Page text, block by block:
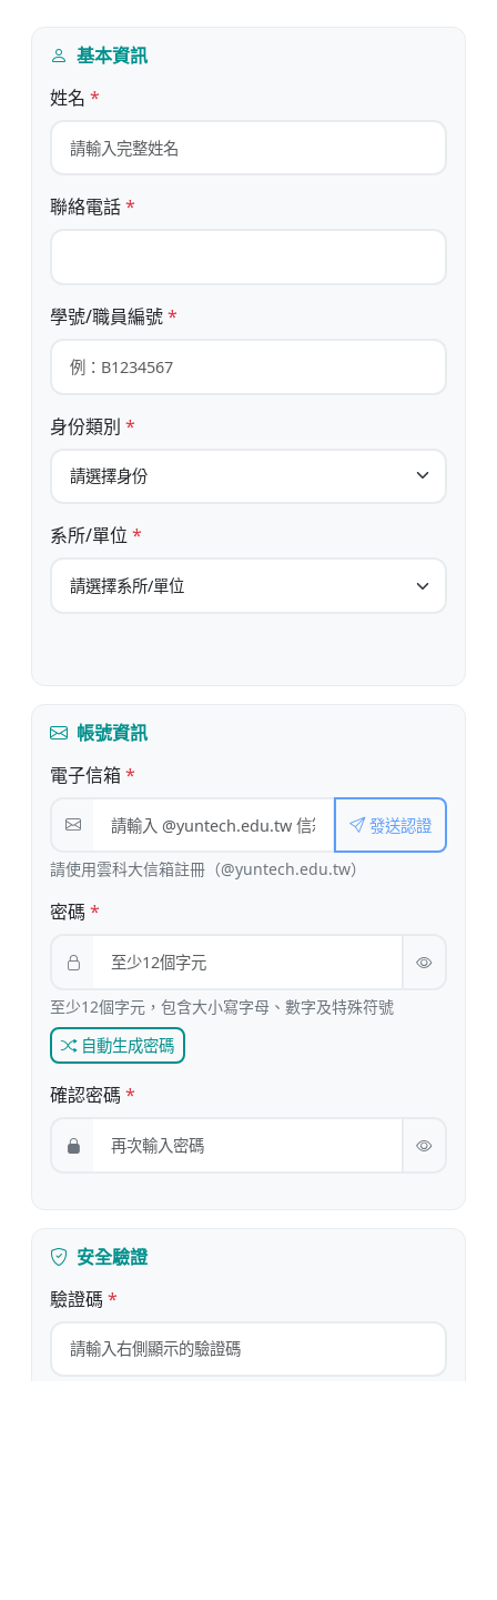
基本資訊
姓名 *
聯絡電話*
學號/職員編號*
身份類別 *
系所/單位 *
帳號資訊
電子信箱*
發送認證
請使用雲科大信箱註冊（@yuntech.edu.tw）
密碼 *
至少12個字元，包含大小寫字母、數字及特殊符號
自動生成密碼
確認密碼 *
安全驗證
驗證碼 *